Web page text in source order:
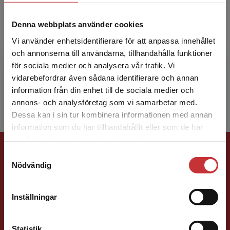
Denna webbplats använder cookies
Vi använder enhetsidentifierare för att anpassa innehållet
och annonserna till användarna, tillhandahålla funktioner
för sociala medier och analysera vår trafik. Vi
vidarebefordrar även sådana identifierare och annan
information från din enhet till de sociala medier och
annons- och analysföretag som vi samarbetar med.
Dessa kan i sin tur kombinera informationen med annan
information som du har tillhandahållit eller som de har
Nödvändig
Inställningar
Begränsad fraktregion
Det verkar som att du besöker
studentlitteratur.se via en enhet utanför Sverige.
Vi erbjuder inte leveranser utanför Sverige. För
att kunna slutföra ett köp måste
Katarina Lundin
Katarina Lundin är professor i språkdidaktik,
särskilt svenska, vid Språk- och
litteraturcentrum, Lunds universitet. Hennes
forskning är främst inr...
Förlagskontakt